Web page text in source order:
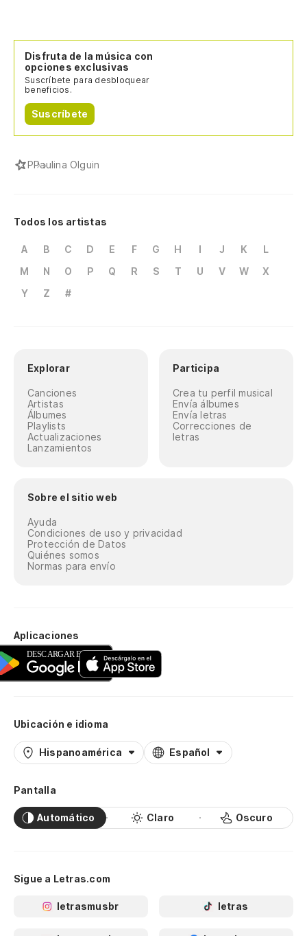
Disfruta de la música con
opciones exclusivas
Suscríbete para desbloquear
beneficios.
Suscríbete
PPaulina Olguin
Todos los artistas
A B C D E F G H I J K
L
M
N O P Q R S T U V W
X
Y
Z #
Explorar
Canciones
Artistas
Álbumes
Playlists
Actualizaciones
Lanzamientos
Participa
Crea tu perfil musical
Envía álbumes
Envía letras
Correcciones de
letras
Sobre el sitio web
Ayuda
Condiciones de uso y privacidad
Protección de Datos
Quiénes somos
Normas para envío
Aplicaciones
Ubicación e idioma
Hispanoamérica Español
Pantalla
Automático Claro Oscuro
Sigue a Letras.com
letrasmusbr letras